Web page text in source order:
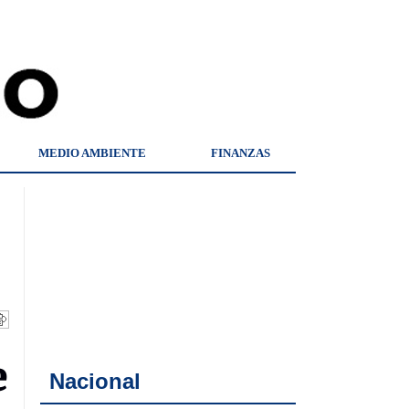
MEDIO AMBIENTE FINANZAS
Nacional